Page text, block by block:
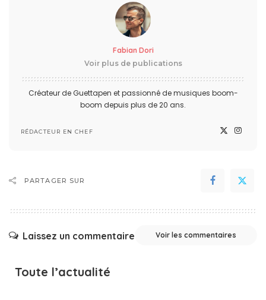
Fabian Dori
Voir plus de publications
Créateur de Guettapen et passionné de musiques boom-
boom depuis plus de 20 ans.
RÉDACTEUR EN CHEF
PARTAGER SUR
Laissez un commentaire Voir les commentaires
Toute l’actualité